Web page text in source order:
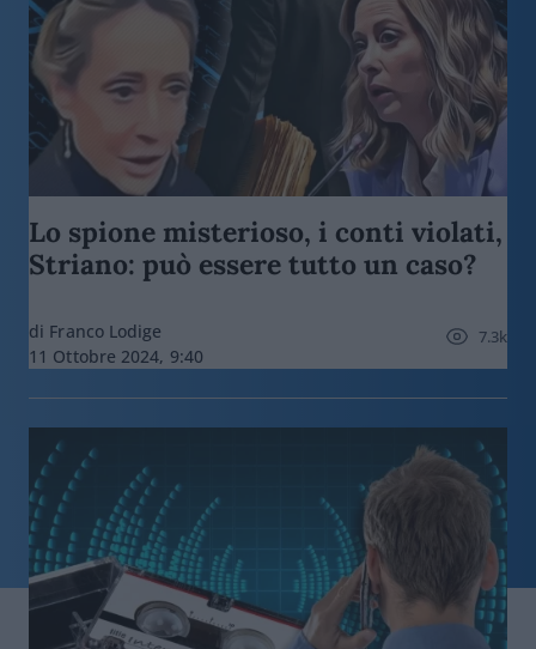
Lo spione misterioso, i conti violati,
Striano: può essere tutto un caso?
di Franco Lodige
11 Ottobre 2024, 9:40
7.3k